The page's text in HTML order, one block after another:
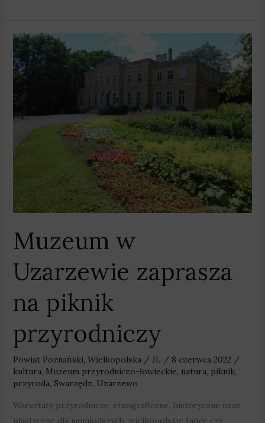
Muzeum w
Uzarzewie zaprasza
na piknik
przyrodniczy
Powiat Poznański, Wielkopolska/ JL / 8 czerwca 2022 /
kultura, Muzeum przyrodniczo-łowieckie, natura, piknik,
przyroda, Swarzędz, Uzarzewo
Warsztaty przyrodnicze, etnograficzne, historyczne oraz
Muzeum
w
Uzarzewie
na
piknik
przyrodniczy